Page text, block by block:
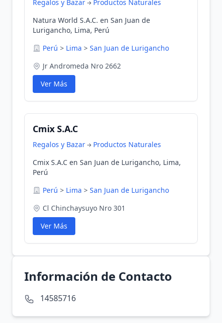
Regalos y Bazar
Productos Naturales
Natura World S.A.C. en San Juan de
Lurigancho, Lima, Perú
Perú > Lima > San Juan de Lurigancho
Jr Andromeda Nro 2662
Ver Más
Cmix S.A.C
Regalos y Bazar
Productos Naturales
Cmix S.A.C en San Juan de Lurigancho, Lima,
Perú
Perú > Lima > San Juan de Lurigancho
Cl Chinchaysuyo Nro 301
Ver Más
Información de Contacto
14585716